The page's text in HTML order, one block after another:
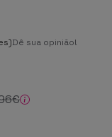
Dê sua opinião!
€